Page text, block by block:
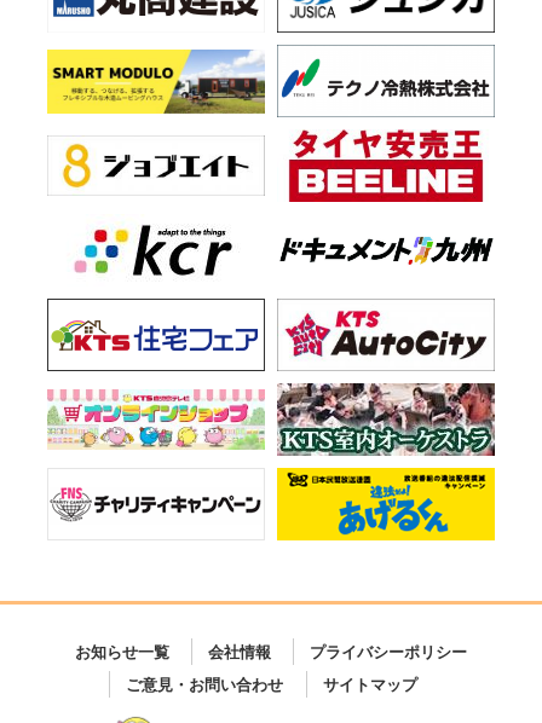
お知らせ一覧 会社情報
プライバシーポリシー
ご意見・お問い合わせ
サイトマップ